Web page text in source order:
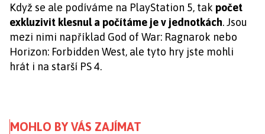
Když se ale podíváme na PlayStation 5, tak počet
exkluzivit klesnul a počítáme je v jednotkách. Jsou
mezi nimi například God of War: Ragnarok nebo
Horizon: Forbidden West, ale tyto hry jste mohli
hrát i na starší PS 4.
MOHLO BY VÁS ZAJÍMAT